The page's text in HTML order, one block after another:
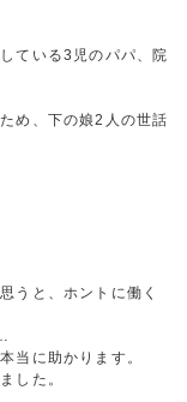
ている3児のパパ、院
め、下の娘2人の世話
うと、ホントに働く
当に助かります。
した。